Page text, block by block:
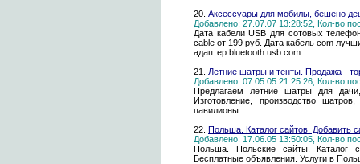
20. Аксессуары для мобилы, бешено
Добавлено: 27.07.07 13:28:52, Кол-во
Дата кабели USB для сотовых
cable от 199 руб. Дата кабель com
адаптер bluetooth usb com
21. Летние шатры и тенты. Продажа -
Добавлено: 07.05.05 21:25:26, Кол-во
Предлагаем летние шатры для
Изготовление, производство
павилионы
22. Польша. Каталог сайтов. Добавить
Добавлено: 17.06.05 13:50:05, Кол-во
Польша. Польские сайты. Каталог
Бесплатные объявления. Услуги в